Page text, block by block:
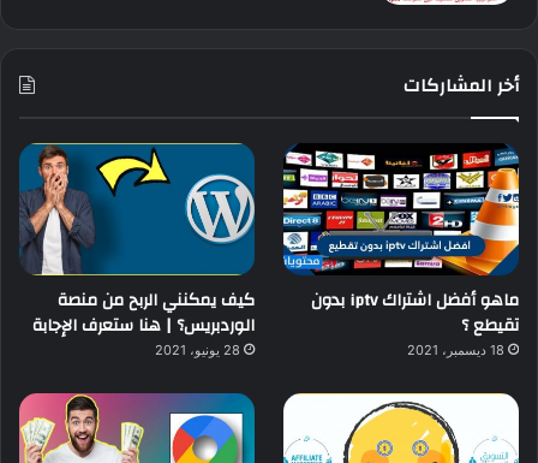
أخر المشاركات
ماهو أفضل اشتراك iptv بدون
تقيطع ؟
18 ديسمبر، 2021
كيف يمكنني الربح من منصة
الوردبريس؟ | هنا ستعرف الإجابة
28 يونيو، 2021